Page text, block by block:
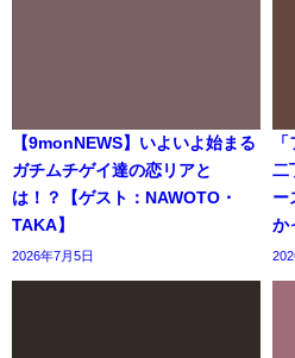
【9monNEWS】いよいよ始まる
ガチムチゲイ達の恋リアと
は！？【ゲスト：NAWOTO・
TAKA】
2026年7月5日
二
ー
か